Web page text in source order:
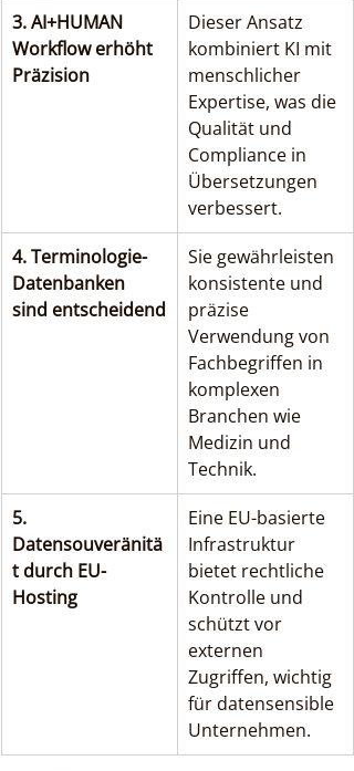
3. AI+HUMAN
Workflow erhöht
Präzision
Dieser Ansatz
kombiniert KI mit
menschlicher
Expertise, was die
Qualität und
Compliance in
Übersetzungen
verbessert.
4. Terminologie-
Datenbanken
sind entscheidend
Sie gewährleisten
konsistente und
präzise
Verwendung von
Fachbegriffen in
komplexen
Branchen wie
Medizin und
Technik.
5.
Datensouveränitä
t durch EU-
Hosting
Eine EU-basierte
Infrastruktur
bietet rechtliche
Kontrolle und
schützt vor
externen
Zugriffen, wichtig
für datensensible
Unternehmen.